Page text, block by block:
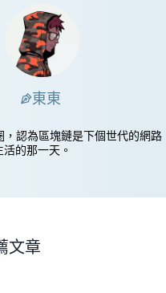
東東
，認為區塊鏈是下個世代的網路
的那一天。
文章